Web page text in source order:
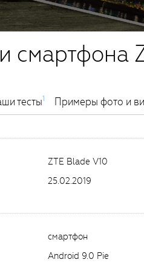
смартфона
тесты1 Примеры фото и
ZTE Blade V10
25.02.2019
смартфон
Android 9.0 Pie